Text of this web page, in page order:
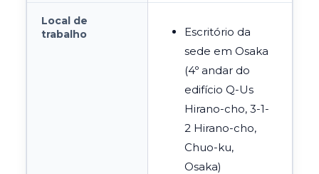
Local de
trabalho
Escritório da
sede em Osaka
(4º andar do
edifícioQ-Us
Hirano-cho, 3-1-
2 Hirano-cho,
Chuo-ku,
Osaka)